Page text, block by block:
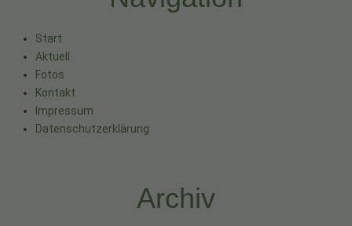
Start
Aktuell
Fotos
Kontakt
Impressum
Datenschutzerklärung
Archiv